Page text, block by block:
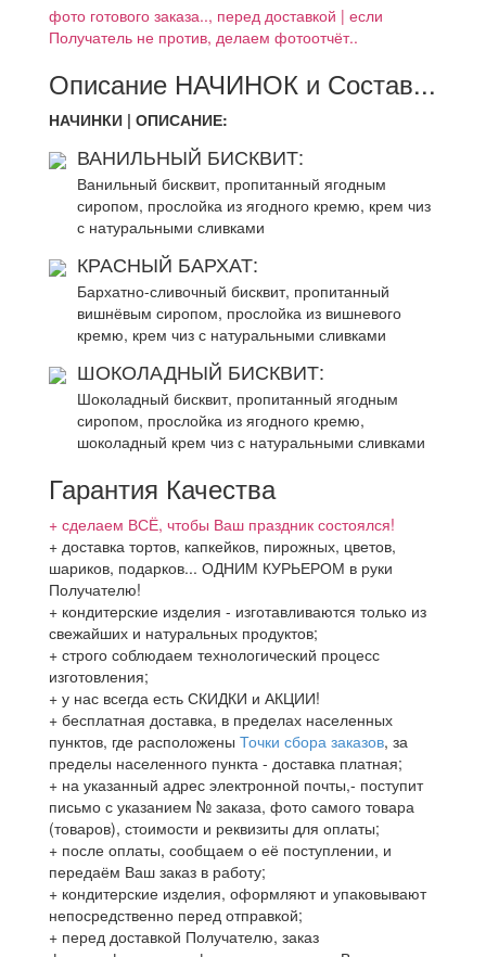
фото готового заказа.., перед доставкой | если
Получатель не против, делаем фотоотчёт..
Описание НАЧИНОК и Состав...
НАЧИНКИ | ОПИСАНИЕ:
ВАНИЛЬНЫЙ БИСКВИТ:
Ванильный бисквит, пропитанный ягодным
сиропом, прослойка из ягодного кремю, крем чиз
с натуральными сливками
КРАСНЫЙ БАРХАТ:
Бархатно-сливочный бисквит, пропитанный
вишнёвым сиропом, прослойка из вишневого
кремю, крем чиз с натуральными сливками
ШОКОЛАДНЫЙ БИСКВИТ:
Шоколадный бисквит, пропитанный ягодным
сиропом, прослойка из ягодного кремю,
шоколадный крем чиз с натуральными сливками
Гарантия Качества
+ сделаем ВСЁ, чтобы Ваш праздник состоялся!
+ доставка тортов, капкейков, пирожных, цветов,
шариков, подарков... ОДНИМ КУРЬЕРОМ в руки
Получателю!
+ кондитерские изделия - изготавливаются только из
свежайших и натуральных продуктов;
+ строго соблюдаем технологический процесс
изготовления;
+ у нас всегда есть СКИДКИ и АКЦИИ!
+ бесплатная доставка, в пределах населенных
пунктов, где расположены Точки сбора заказов, за
пределы населенного пункта - доставка платная;
+ на указанный адрес электронной почты,- поступит
письмо с указанием № заказа, фото самого товара
(товаров), стоимости и реквизиты для оплаты;
+ после оплаты, сообщаем о её поступлении, и
передаём Ваш заказ в работу;
+ кондитерские изделия, оформляют и упаковывают
непосредственно перед отправкой;
+ перед доставкой Получателю, заказ